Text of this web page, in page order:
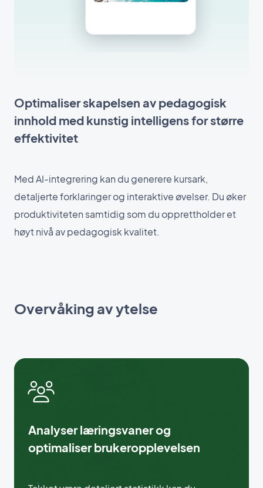
Optimaliser skapelsen av pedagogisk
innhold med kunstig intelligens for større
effektivitet
Med AI-integrering kan du generere kursark,
detaljerte forklaringer og interaktive øvelser. Du øker
produktiviteten samtidig som du opprettholder et
høyt nivå av pedagogisk kvalitet.
Overvåking av ytelse
Analyser læringsvaner og
optimaliser brukeropplevelsen